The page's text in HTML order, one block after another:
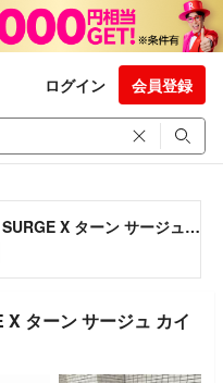
ログイン 会員登録
【Lupin様専用】Tern SURGE X ターン サージュ カイ ミニベロ
ターン サージュ カイ